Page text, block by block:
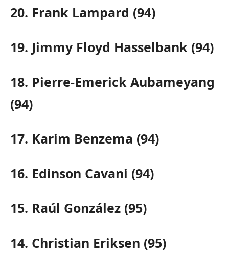
20. Frank Lampard (94)
19. Jimmy Floyd Hasselbank (94)
18. Pierre-Emerick Aubameyang
(94)
17. Karim Benzema (94)
16. Edinson Cavani (94)
15. Raúl González (95)
14. Christian Eriksen (95)